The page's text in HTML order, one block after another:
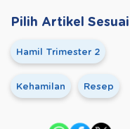
Pilih Artikel
Hamil Trimester 2
Kehamilan Resep